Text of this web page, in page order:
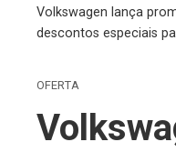
Volkswagen lança
descontos especiais
OFERTA